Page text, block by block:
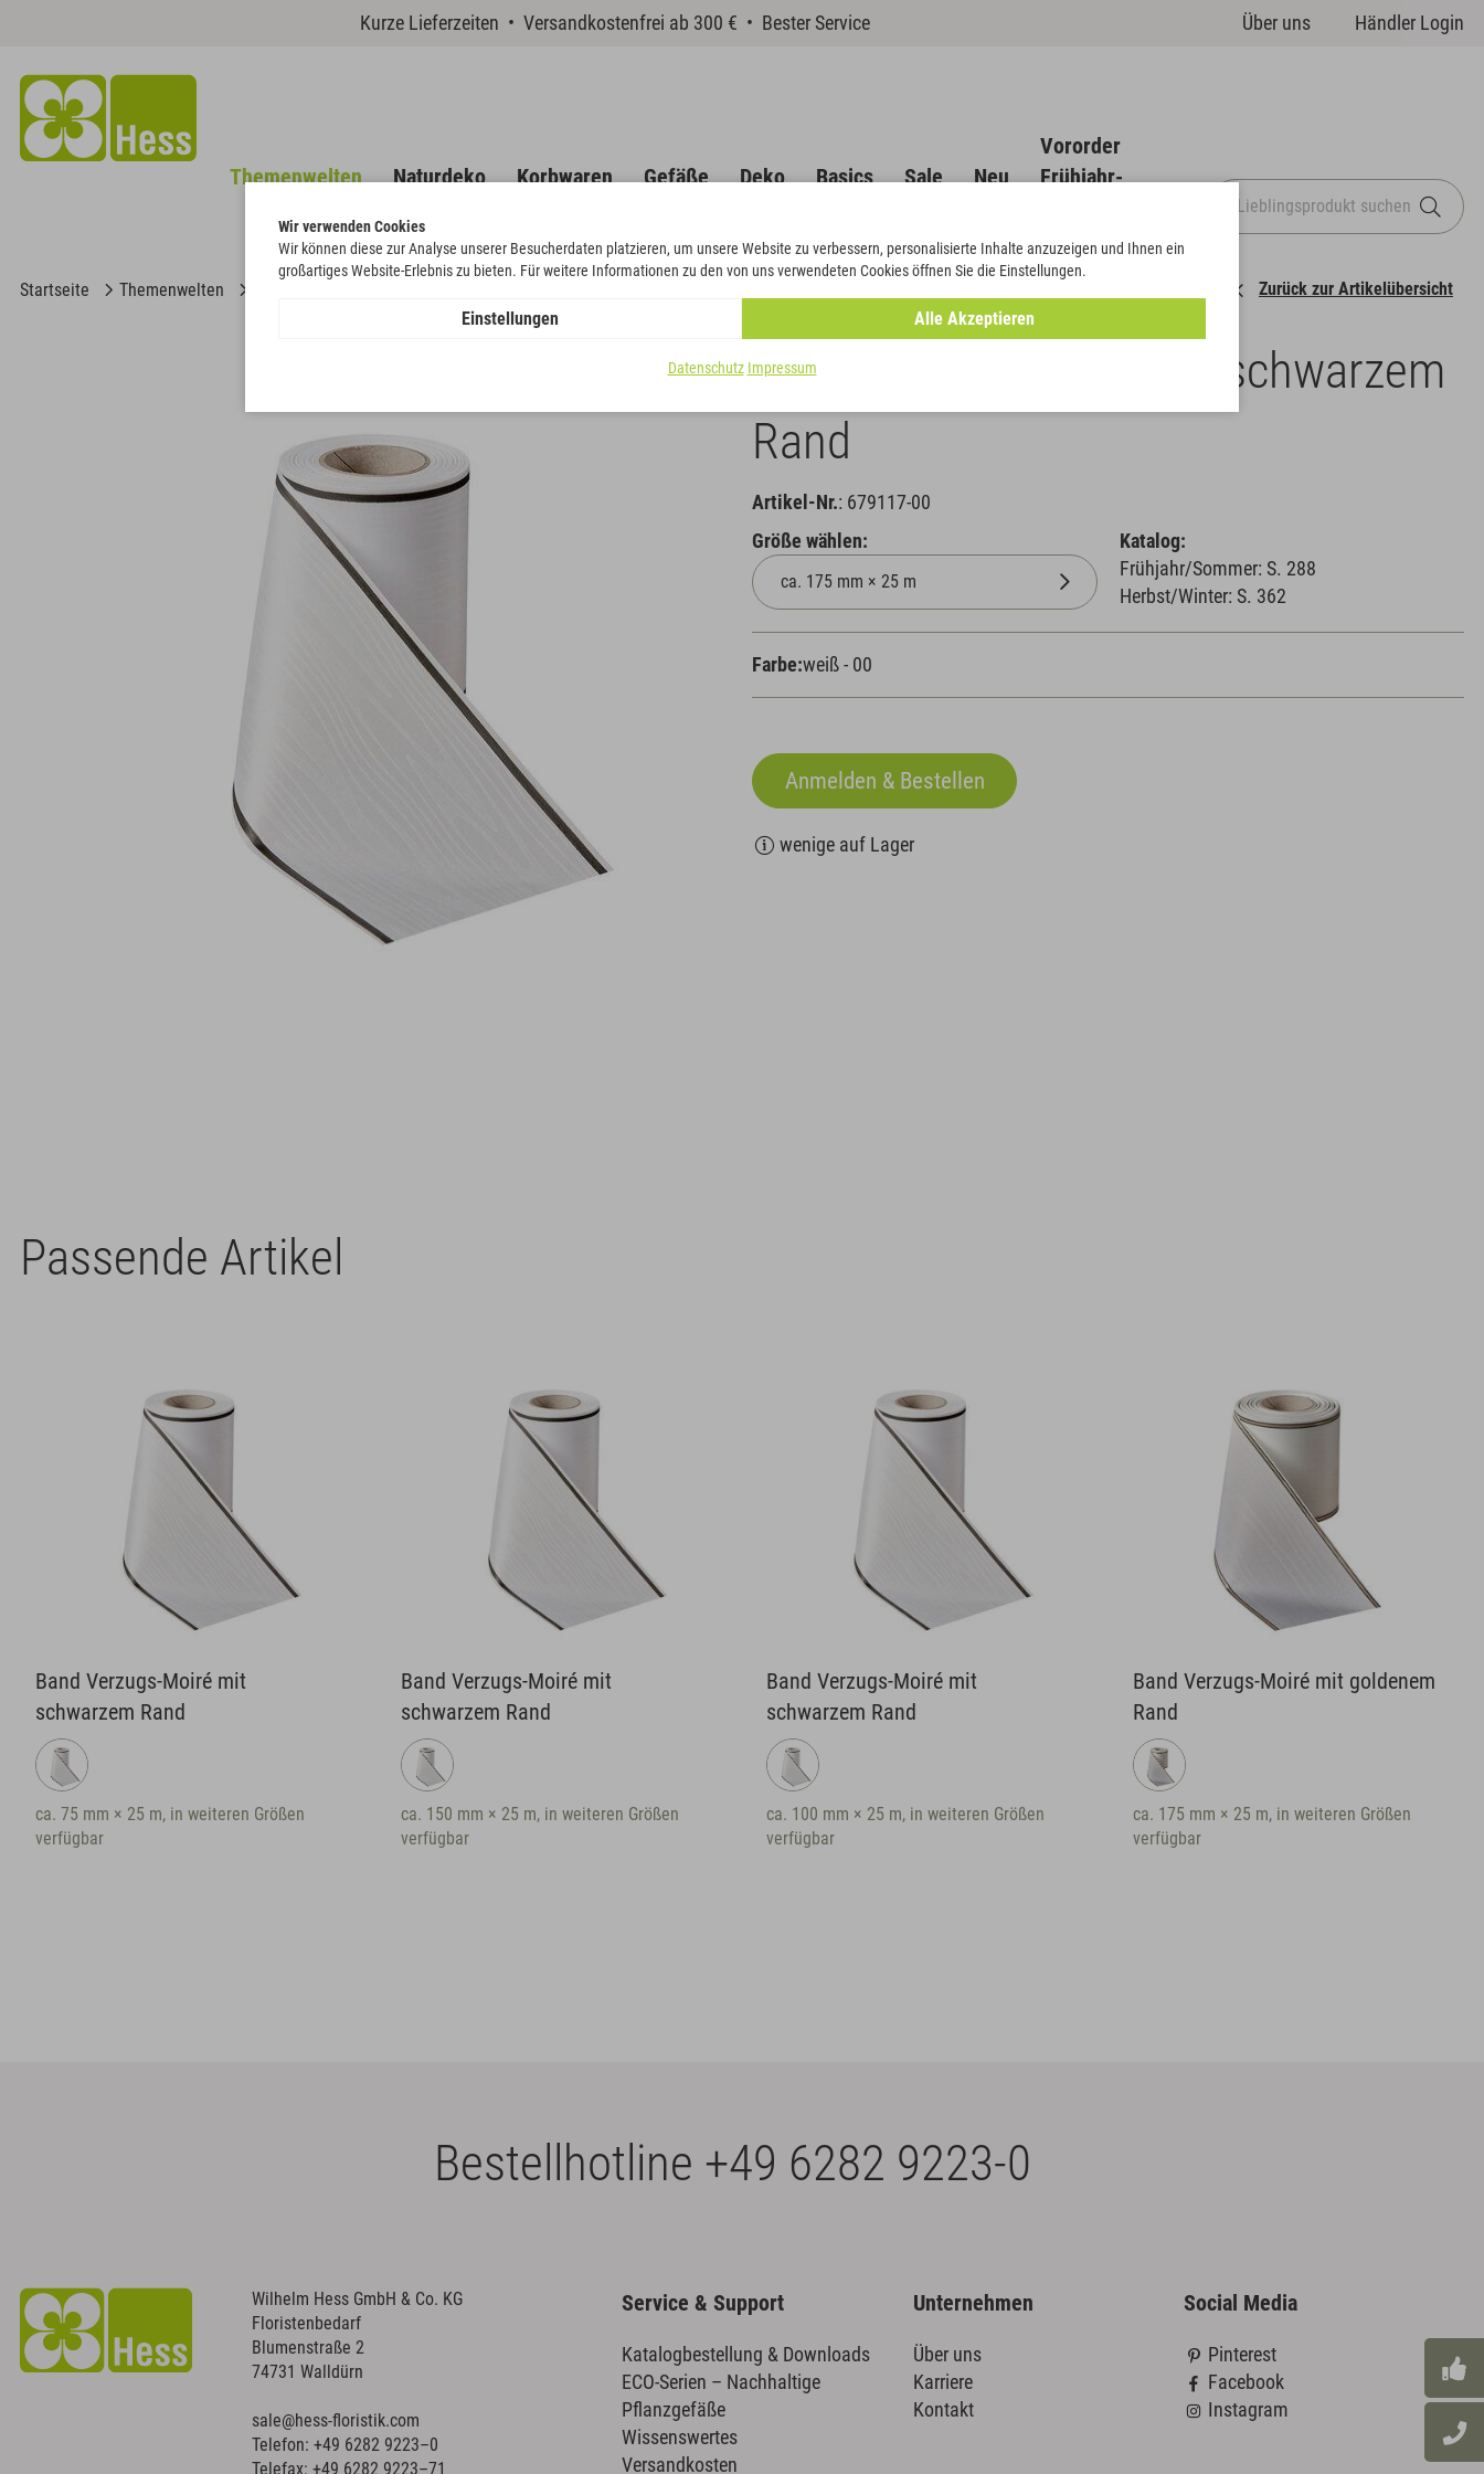
Kurze Lieferzeiten • Versandkostenfrei ab 300 € • Bester Service Über uns Händler Login
Themenwelten Naturdeko Korbwaren Gefäße Deko Basics Sale Neu
Vororder
Frühjahr-
Startseite Themenwelten Zurück zur Artikelübersicht
Band Verzugs-Moiré mit schwarzem
Rand
Artikel-Nr.: 679117-00
Größe wählen:
Katalog:
Frühjahr/Sommer: S. 288
Herbst/Winter: S. 362
Farbe:weiß - 00
wenige auf Lager
Passende Artikel
Band Verzugs-Moiré mit
schwarzem Rand
ca. 75 mm × 25 m, in weiteren Größen
verfügbar
Band Verzugs-Moiré mit
schwarzem Rand
ca. 150 mm × 25 m, in weiteren Größen
verfügbar
Band Verzugs-Moiré mit
schwarzem Rand
ca. 100 mm × 25 m, in weiteren Größen
verfügbar
Band Verzugs-Moiré mit goldenem
Rand
ca. 175 mm × 25 m, in weiteren Größen
verfügbar
Bestellhotline +49 6282 9223-0
Wilhelm Hess GmbH & Co. KG
Floristenbedarf
Blumenstraße 2
74731 Walldürn
sale@hess-floristik.com
Telefon: +49 6282 9223–0
Telefax: +49 6282 9223–71
Service & Support
Katalogbestellung & Downloads
ECO-Serien – Nachhaltige
Pflanzgefäße
Wissenswertes
Versandkosten
Unternehmen
Über uns
Karriere
Kontakt
Social Media
Pinterest
Facebook
Instagram
Wir verwenden Cookies
Wir können diese zur Analyse unserer Besucherdaten platzieren, um unsere Website zu verbessern, personalisierte Inhalte anzuzeigen und Ihnen ein
großartiges Website-Erlebnis zu bieten. Für weitere Informationen zu den von uns verwendeten Cookies öffnen Sie die Einstellungen.
Einstellungen Alle Akzeptieren
Datenschutz Impressum